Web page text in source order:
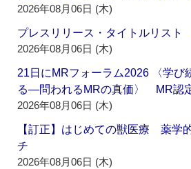
2026年08月06日 (木)
プレスリリース・タイトルリス
2026年08月06日 (木)
21日にMRフォーラム2026 〈学び
る―問われるMRの真価〉 MR認
2026年08月06日 (木)
【訂正】はじめての獣医療 薬学
チ
2026年08月06日 (木)